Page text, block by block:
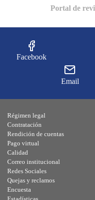
Portal de
Facebook
Email
Régimen legal
Contratación
Rendición de cuentas
Pago virtual
Calidad
Correo institucional
Redes Sociales
Quejas y reclamos
Encuesta